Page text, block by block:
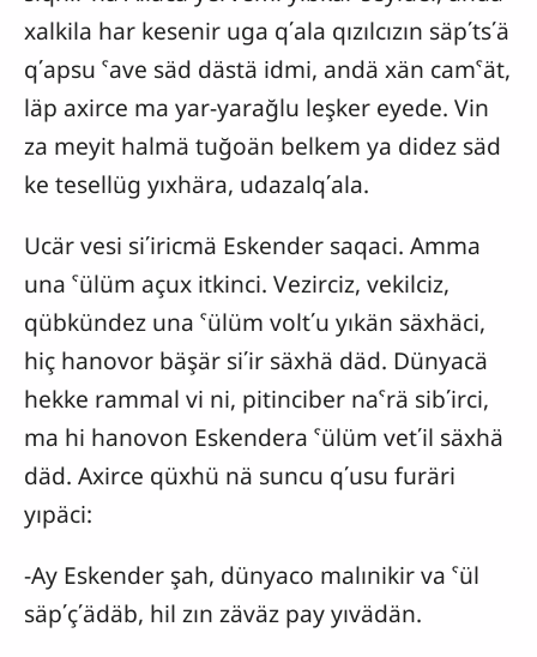
xalkila har kesenir uga q΄ala qızılcızın säp΄ts΄ä
q΄apsu ˁave säd dästä idmi, andä xän camˁät,
läp axirce ma yar-yarağlu leşker eyede. Vin
za meyit halmä tuğoän belkem ya didez säd
ke tesellüg yıxhära, udazalq΄ala.
Ucär vesi si΄iricmä Eskender saqaci. Amma
una ˁülüm açux itkinci. Vezirciz, vekilciz,
qübkündez una ˁülüm volt΄u yıkän säxhäci,
hiç hanovor bäşär si΄ir säxhä däd. Dünyacä
hekke rammal vi ni, pitinciber naˁrä sib΄irci,
ma hi hanovon Eskendera ˁülüm vet΄il säxhä
däd. Axirce qüxhü nä suncu q΄usu furäri
yıpäci:
-Ay Eskender şah, dünyaco malınikir va ˁül
säp΄ç΄ädäb, hil zın zäväz pay yıvädän.